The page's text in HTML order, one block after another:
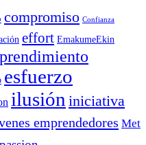
compromiso Confianza
effort EmakumeEkin
esfuerzo
ilusión iniciativa
emprendedores Met